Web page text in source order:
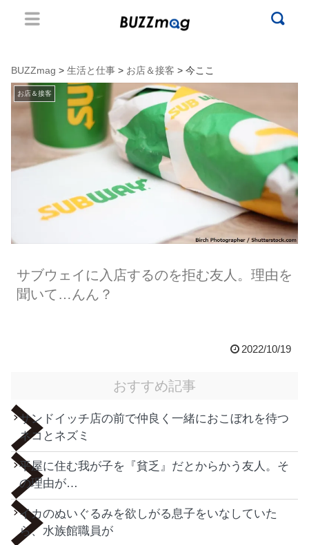
BUZZmag > 生活と仕事 > お店＆接客 > 今ここ
お店＆接客
サブウェイに入店するのを拒む友人。理由を
聞いて…んん？
2022/10/19
おすすめ記事
サンドイッチ店の前で仲良く一緒におこぼれを待つ
ネコとネズミ
平屋に住む我が子を『貧乏』だとからかう友人。そ
の理由が…
イカのぬいぐるみを欲しがる息子をいなしていた
ら、水族館職員が